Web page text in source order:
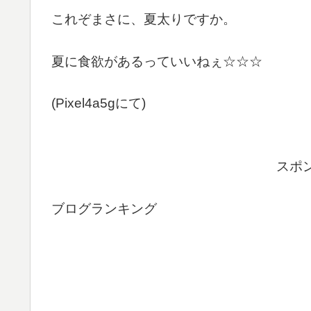
これぞまさに、夏太りですか。
夏に食欲があるっていいねぇ☆☆☆
(Pixel4a5gにて)
スポ
ブログランキング